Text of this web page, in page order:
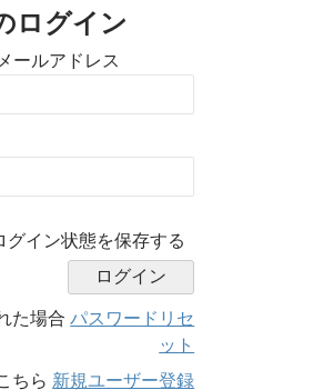
ログイン
ールアドレス
グイン状態を保存する
た場合パスワードリセ
ット
ちら 新規ユーザー登録